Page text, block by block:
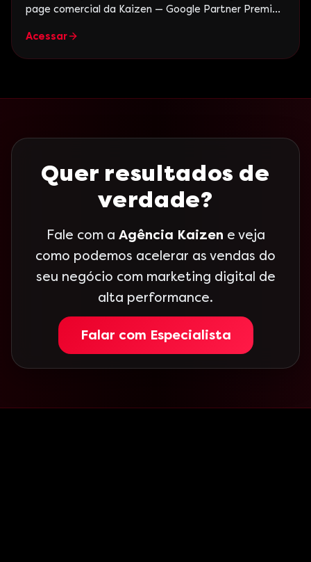
page comercial da Kaizen — Google Partner Premier,
Acessar
Quer resultados de
verdade?
Fale com a Agência Kaizen e veja
como podemos acelerar as vendas do
seu negócio com marketing digital de
alta performance.
Falar com Especialista